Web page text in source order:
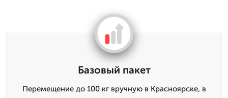
Базовый пакет
Перемещение до 100 кг вручную в Красноярске, в